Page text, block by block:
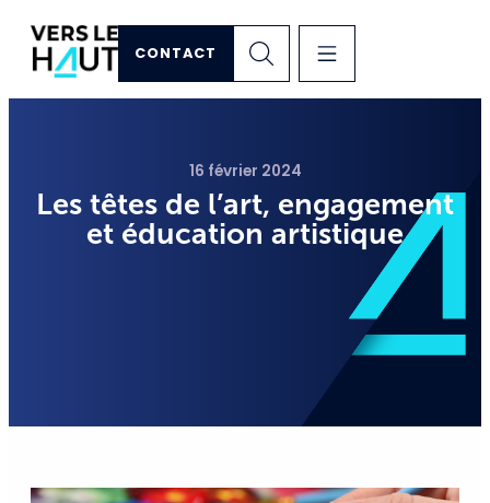
CONTACT
16 février 2024
Les têtes de l’art, engagement
et éducation artistique